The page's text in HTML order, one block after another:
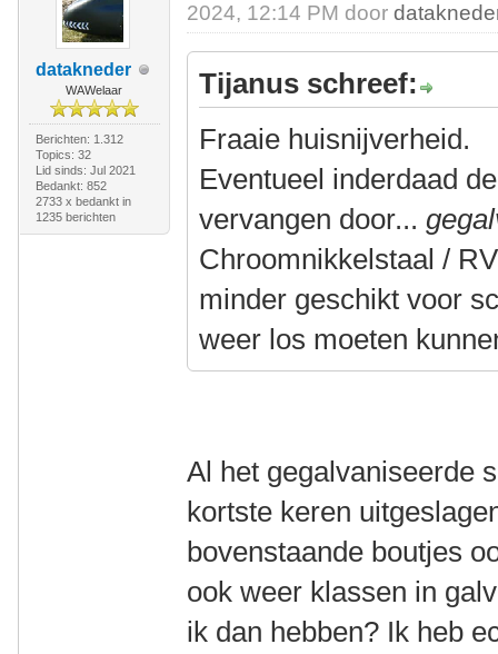
datakneder
WAWelaar
Berichten: 1.312
Topics: 32
Lid sinds: Jul 2021
Bedankt: 852
2733 x bedankt in
1235 berichten
2024, 12:14 PM door
Tijanus schreef:
Fraaie huisnijverheid.
Eventueel inderdaad
vervangen door...
Chroomnikkelstaal /
minder geschikt voor
weer los moeten
Al het gegalvaniseerde
kortste keren
bovenstaande boutjes
ook weer klassen in
ik dan hebben? Ik heb